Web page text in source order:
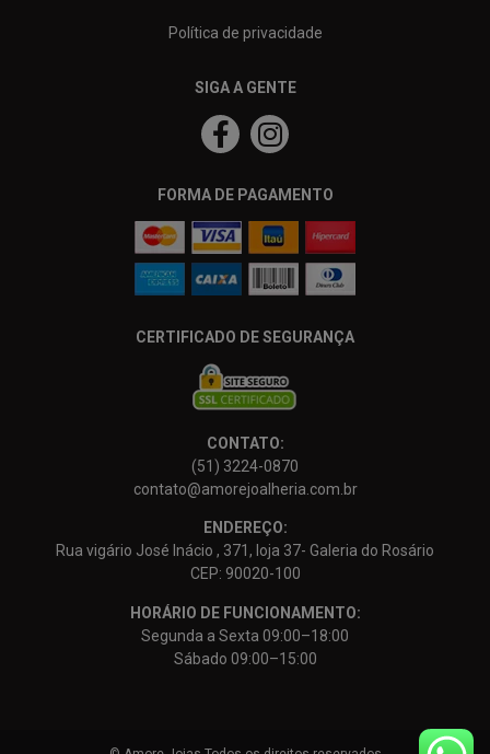
Política de privacidade
SIGA A GENTE
FORMA DE PAGAMENTO
CERTIFICADO DE SEGURANÇA
CONTATO:
(51) 3224-0870
contato@amorejoalheria.com.br
ENDEREÇO:
Rua vigário José Inácio , 371, loja 37- Galeria do Rosário
CEP: 90020-100
HORÁRIO DE FUNCIONAMENTO:
Segunda a Sexta 09:00–18:00
Sábado 09:00–15:00